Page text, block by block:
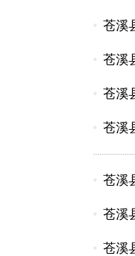
苍溪
苍溪
苍溪
苍溪
苍溪
苍溪
苍溪